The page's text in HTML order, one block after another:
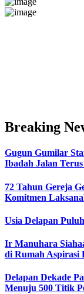
Breaking
Gugun Gumilar
Ibadah Jalan
72 Tahun Gereja
Komitmen
Usia Delapan
Ir Manuhara
di Rumah Aspirasi
Delapan Dekade
Menuju 500 Titik